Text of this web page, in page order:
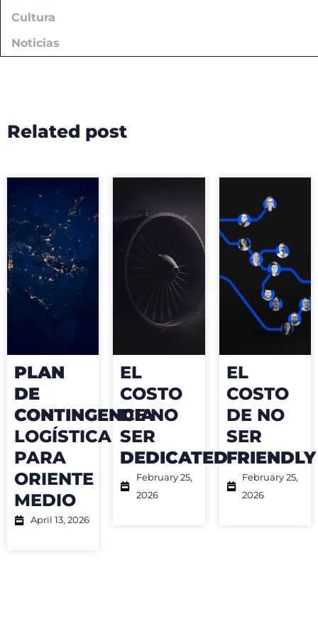
Cultura
Noticias
Related post
PLAN
DE
CONTINGENCIA
LOGÍSTICA
PARA
ORIENTE
MEDIO
April 13, 2026
EL
COSTO
DE NO
SER
DEDICATED
February 25,
2026
EL
COSTO
DE NO
SER
FRIENDLY
February 25,
2026